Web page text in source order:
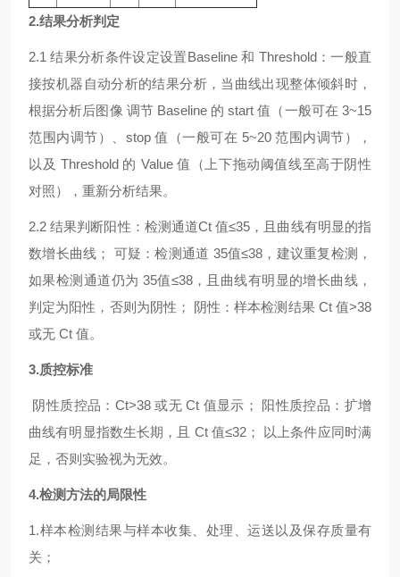
2.结果分析判定
2.1 结果分析条件设定设置Baseline 和 Threshold：一般直
接按机器自动分析的结果分析，当曲线出现整体倾斜时，
根据分析后图像 调节 Baseline 的 start 值（一般可在 3~15
范围内调节）、stop 值（一般可在 5~20 范围内调节），
以及 Threshold 的 Value 值（上下拖动阈值线至高于阴性
对照），重新分析结果。
2.2 结果判断阳性：检测通道Ct 值≤35，且曲线有明显的指
数增长曲线； 可疑：检测通道 35值≤38，建议重复检测，
如果检测通道仍为 35值≤38，且曲线有明显的增长曲线，
判定为阳性，否则为阴性； 阴性：样本检测结果 Ct 值>38
或无 Ct 值。
3.质控标准
阴性质控品：Ct>38 或无 Ct 值显示； 阳性质控品：扩增
曲线有明显指数生长期，且 Ct 值≤32； 以上条件应同时满
足，否则实验视为无效。
4.检测方法的局限性
1.样本检测结果与样本收集、处理、运送以及保存质量有
关；